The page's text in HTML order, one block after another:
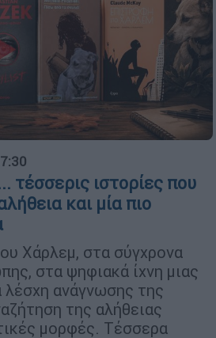
τέσσερις ιστορίες που
και μία πιο
Χάρλεμ, στα σύγχρονα
στα ψηφιακά ίχνη μιας
λέσχη ανάγνωσης της
της αλήθειας
μορφές. Τέσσερα